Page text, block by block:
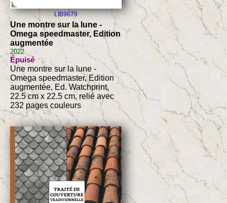
LIB9679
Une montre sur la lune -
Omega speedmaster, Edition
augmentée
2022
Épuisé
Une montre sur la lune -
Omega speedmaster, Edition
augmentée, Ed. Watchprint,
22.5 cm x 22.5 cm, relié avec
232 pages couleurs